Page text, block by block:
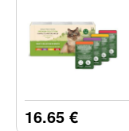
16.65 €